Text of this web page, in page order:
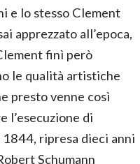
e lo stesso Clement
apprezzato all’epoca,
finì però
le qualità artistiche
presto venne così
l’esecuzione di
ripresa dieci anni
Schumann